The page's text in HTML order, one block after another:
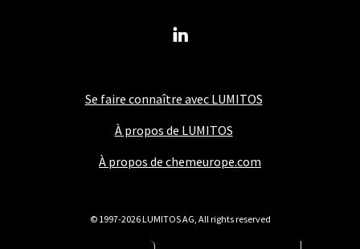
Se faire connaître avec LUMITOS
À propos de LUMITOS
À propos de chemeurope.com
© 1997-2026 LUMITOS AG, All rights reserved